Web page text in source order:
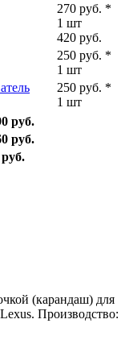
270 руб. *
1 шт
420 руб.
250 руб. *
1 шт
250 руб. *
1 шт
руб.
руб.
(карандаш) для
Производство: